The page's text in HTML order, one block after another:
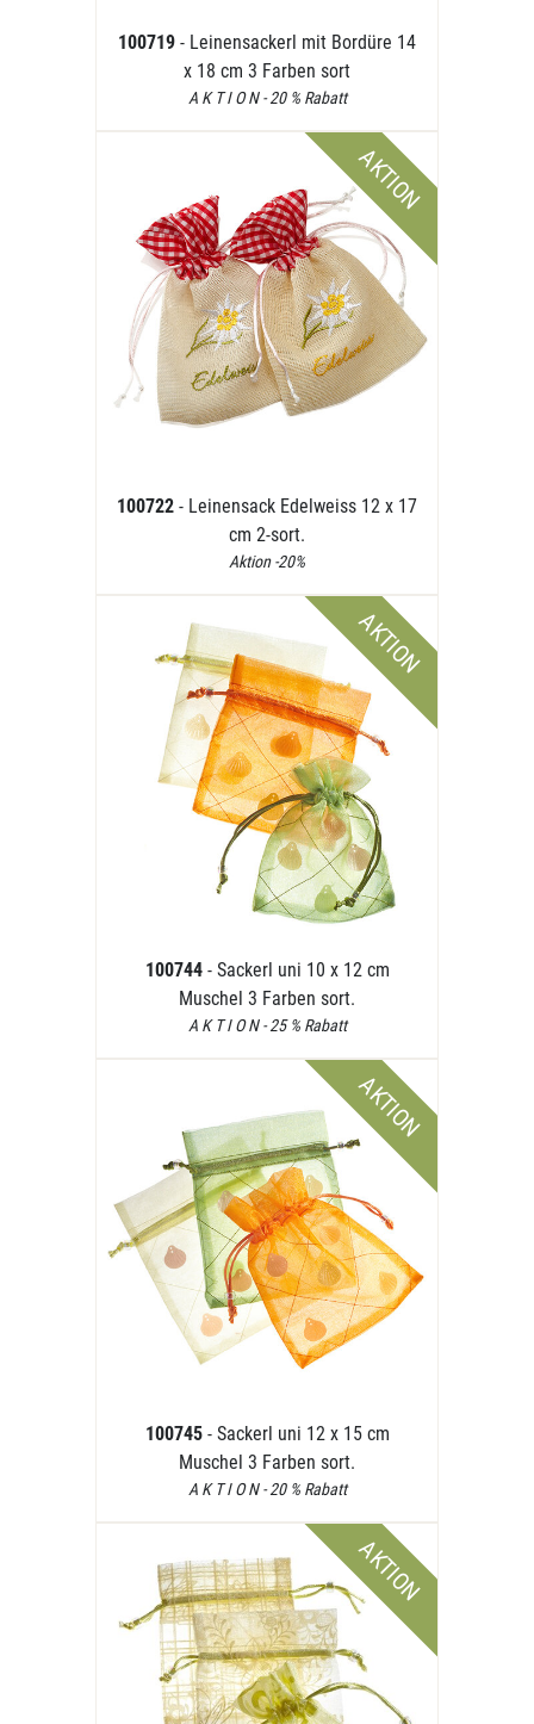
100719 - Leinensackerl mit Bordüre 14
x 18 cm 3 Farben sort
A K T I O N - 20 % Rabatt
AKTION
100722 - Leinensack Edelweiss 12 x 17
cm 2-sort.
Aktion -20%
AKTION
100744 - Sackerl uni 10 x 12 cm
Muschel 3 Farben sort.
A K T I O N - 25 % Rabatt
AKTION
100745 - Sackerl uni 12 x 15 cm
Muschel 3 Farben sort.
A K T I O N - 20 % Rabatt
AKTION